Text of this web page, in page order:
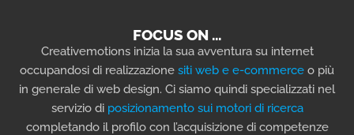
FOCUS ON …
Creativemotions inizia la sua avventura su internet
occupandosi di realizzazione siti web e e-commerce o più
in generale di web design. Ci siamo quindi specializzati nel
servizio di posizionamento sui motori di ricerca
completando il profilo con l’acquisizione di competenze